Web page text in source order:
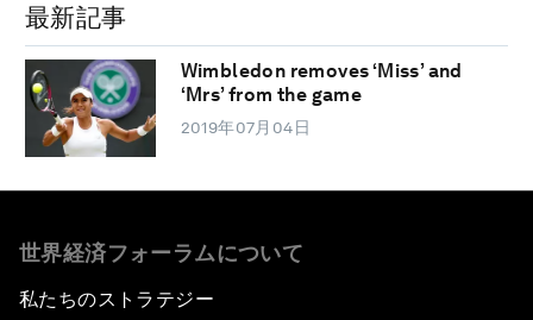
最新記事
Wimbledon removes ‘Miss’ and
‘Mrs’ from the game
2019年07月04日
世界経済フォーラムについて
私たちのストラテジー